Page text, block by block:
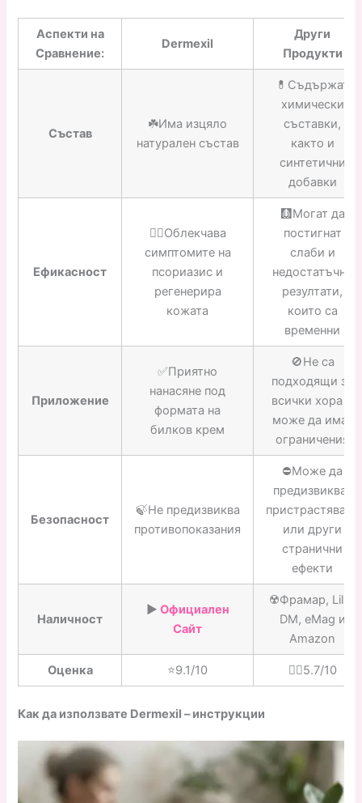
Аспекти на
Сравнение:
Dermexil
Други
Продукти
Състав
☘️Има изцяло
натурален състав
💊Съдържат
химически
съставки,
както и
синтетични
добавки
Ефикасност
👍🏼Облекчава
симптомите на
псориазис и
регенерира
кожата
🩻Могат да
постигнат
слаби и
недостатъчни
резултати,
които са
временни
Приложение
✅Приятно
нанасяне под
формата на
билков крем
🚫Не са
подходящи за
всички хора и
може да имат
ограничения
Безопасност
🍃Не предизвиква
противопоказания
⛔️Може да
предизвикват
пристрастяване
или други
странични
ефекти
Наличност
▶️ Официален
Сайт
☢️Фрамар, Lilly,
DM, eMag и
Amazon
Оценка ⭐️9.1/10 👎🏼5.7/10
Как да използвате Dermexil – инструкции